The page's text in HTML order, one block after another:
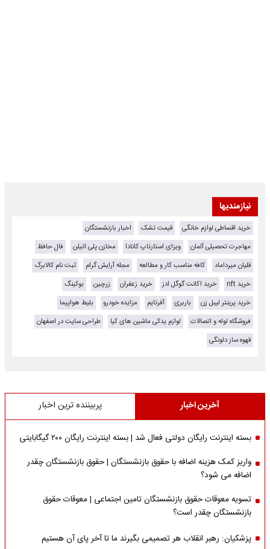
نیازمندیها
خرید اقساطی لوازم خانگی قیمت تشک
اخبار بازنشستگان
مهاجرت تحصیلی آلمان
ویزای استارتاپ کانادا مخازن پلی اتیلن
فال حافظ
قلیان میرداماد
کافه مناسب کار و مطالعه مجله آرایش گرام
ثبت نام کالابرگ
خرید nft
خرید اکانت گوگل ادز خرید زعفران زرچین
بوکینگ
خرید پرینتر لیبل زن
باربری آفرتایم مزایده خودرو
بلیط هواپیما
فروشگاه لوله و اتصالات
لوازم یدکی ماشین های کیا
طراحی سایت در اصفهان
قهوه ساز دلونگی
آخرین اخبار پربیننده ترین اخبار
بسته اینترنت رایگان دولتی فعال شد | بسته اینترنت رایگان ۲۰۰ گیگابایتی
واریز کمک هزینه اضافه با حقوق بازنشستگان | حقوق بازنشستگان چقدر
اضافه می شود؟
تسویه معوقات حقوق بازنشستگان تامین اجتماعی | معوقات حقوق
بازنشستگان چقدر است؟
پزشکیان: رهبر انقلاب هر تصمیمی بگیرند ما تا آخر پای آن هستیم